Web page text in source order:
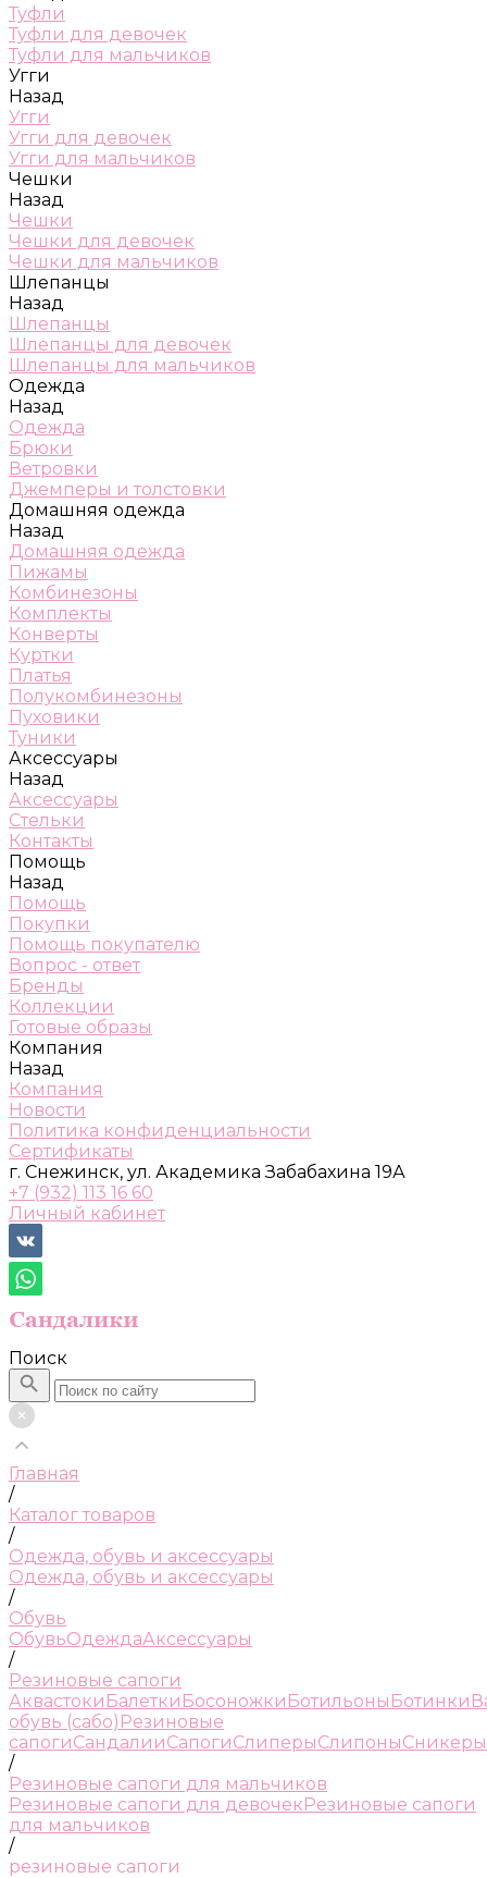
Туфли
Туфли для девочек
Туфли для мальчиков
Угги
Назад
Угги
Угги для девочек
Угги для мальчиков
Чешки
Назад
Чешки
Чешки для девочек
Чешки для мальчиков
Шлепанцы
Назад
Шлепанцы
Шлепанцы для девочек
Шлепанцы для мальчиков
Одежда
Назад
Одежда
Брюки
Ветровки
Джемперы и толстовки
Домашняя одежда
Назад
Домашняя одежда
Пижамы
Комбинезоны
Комплекты
Конверты
Куртки
Платья
Полукомбинезоны
Пуховики
Туники
Аксессуары
Назад
Аксессуары
Стельки
Контакты
Помощь
Назад
Помощь
Покупки
Помощь покупателю
Вопрос - ответ
Бренды
Коллекции
Готовые образы
Компания
Назад
Компания
Новости
Политика конфиденциальности
Сертификаты
г. Снежинск, ул. Академика Забабахина 19А
+7 (932) 113 16 60
Личный кабинет
Поиск
Главная
/
Каталог товаров
/
Одежда, обувь и аксессуары
Одежда, обувь и аксессуары
/
Обувь
ОбувьОдеждаАксессуары
/
Резиновые сапоги
Аквастоки Балетки Босоножки Ботильоны Ботинки
обувь (сабо) Резиновые
сапогиСандалииСапогиСлиперыСлипоныСникеры
/
Резиновые сапоги для мальчиков
Резиновые сапоги для девочекРезиновые сапоги
для мальчиков
/
резиновые сапоги